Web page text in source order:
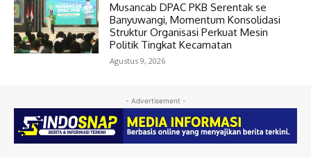
Musancab DPAC PKB Serentak se
Banyuwangi, Momentum Konsolidasi
Struktur Organisasi Perkuat Mesin
Politik Tingkat Kecamatan
Agustus 9, 2026
- Advertisement -